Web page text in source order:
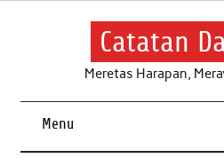
Skip
Catatan
Meretas Harapan,
Menu